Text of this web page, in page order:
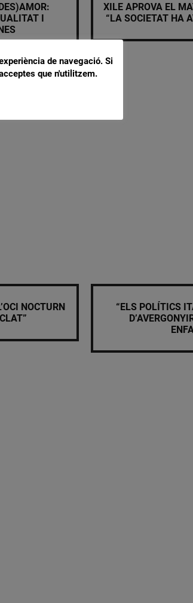
I
XILE APROVA EL
“LA SOCIETAT HA
NOCTURN
“ELS POLÍTICS
de navegació. Si
que n'utilitzem.